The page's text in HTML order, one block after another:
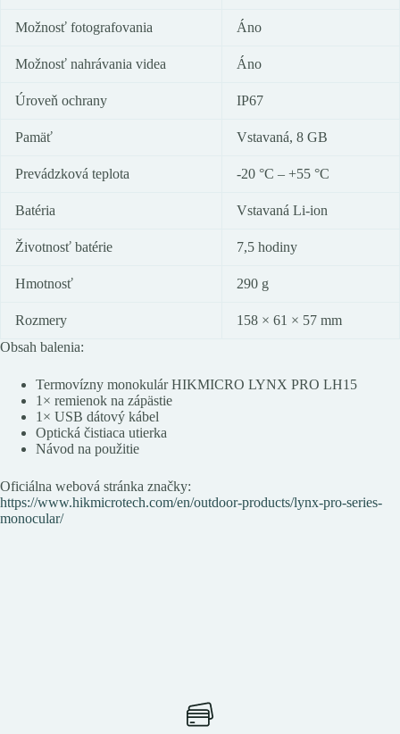
Možnosť fotografovania Áno
Možnosť nahrávania videa Áno
Úroveň ochrany IP67
Pamäť Vstavaná, 8 GB
Prevádzková teplota -20 °C – +55 °C
Batéria Vstavaná Li-ion
Životnosť batérie 7,5 hodiny
Hmotnosť 290 g
Rozmery
158 × 61 × 57 mm
Obsah balenia:
Termovízny monokulár HIKMICRO LYNX PRO LH15
1× remienok na zápästie
1× USB dátový kábel
Optická čistiaca utierka
Návod na použitie
Oficiálna webová stránka značky:
https://www.hikmicrotech.com/en/outdoor-products/lynx-pro-series-
monocular/